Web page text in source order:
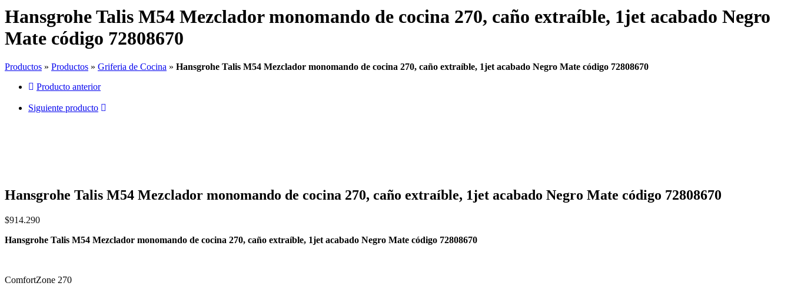
monomando
de
cocina
270,
extraíble,
acabado
Mate
Hansgrohe Talis M54 Mezclador monomando de cocina 270, caño extraíble, 1jet acabado Negro
Mate código 72808670
Productos » Productos » Griferia de Cocina » Hansgrohe Talis M54 Mezclador monomando de cocina 270, caño extraíble, 1jet acabado Negro Mate código 72808670
Producto anterior
Siguiente producto
Hansgrohe Talis M54 Mezclador monomando de cocina 270, caño extraíble, 1jet acabado Negro Mate código 72808670
$914.290
Hansgrohe Talis M54 Mezclador monomando de cocina 270, caño extraíble, 1jet acabado Negro Mate código 72808670
ComfortZone 270